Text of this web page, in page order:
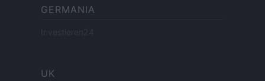
GERMANIA
Investieren24
UK